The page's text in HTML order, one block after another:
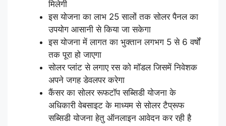
मिलेगी
इस योजना का लाभ 25 सालों तक सोलर पैनल का
उपयोग आसानी से किया जा सकेगा
इस योजना में लागत का भुक्तान लगभग 5 से 6 वर्षों
तक पूरा हो जाएगा
सोलर प्लांट से लगाए रस को मॉडल जिसमें निवेशक
अपने जगह डेवलपर करेगा
कैंसर का सोलर रूफटॉप सब्सिडी योजना के
अधिकारी वेबसाइट के माध्यम से सोलर टैप्रूफ
सब्सिडी योजना हेतु ऑनलाइन आवेदन कर रही है